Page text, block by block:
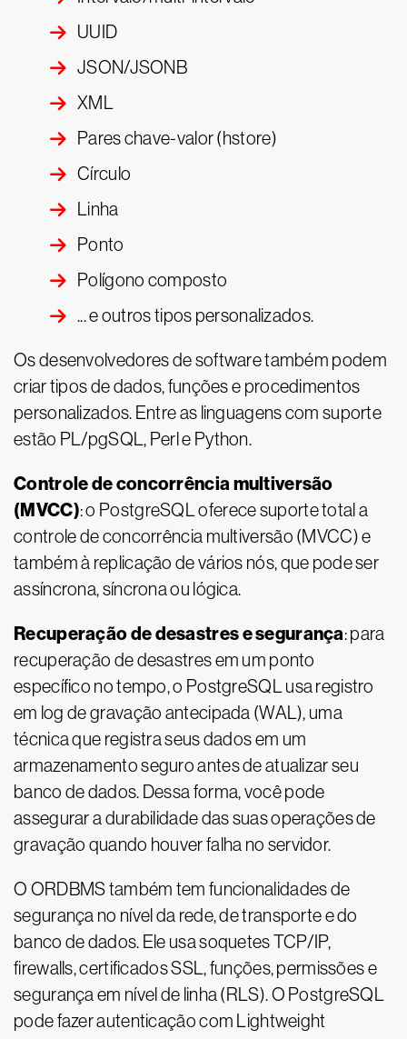
UUID
JSON/JSONB
XML
Pares chave-valor (hstore)
Círculo
Linha
Ponto
Polígono composto
... e outros tipos personalizados.
Os desenvolvedores de software também podem
criar tipos de dados, funções e procedimentos
personalizados. Entre as linguagens com suporte ​​
estão PL/pgSQL, Perl e Python.
Controle de concorrência multiversão
(MVCC): o PostgreSQL oferece suporte total a
controle de concorrência multiversão (MVCC) e
também à replicação de vários nós, que pode ser
assíncrona, síncrona ou lógica.
Recuperação de desastres e segurança: para
recuperação de desastres em um ponto
específico no tempo, o PostgreSQL usa registro
em log de gravação antecipada (WAL), uma
técnica que registra seus dados em um
armazenamento seguro antes de atualizar seu
banco de dados. Dessa forma, você pode
assegurar a durabilidade das suas operações de
gravação quando houver falha no servidor.
O ORDBMS também tem funcionalidades de
segurança no nível da rede, de transporte e do
banco de dados. Ele usa soquetes TCP/IP,
firewalls, certificados SSL, funções, permissões e
segurança em nível de linha (RLS). O PostgreSQL
pode fazer autenticação com Lightweight